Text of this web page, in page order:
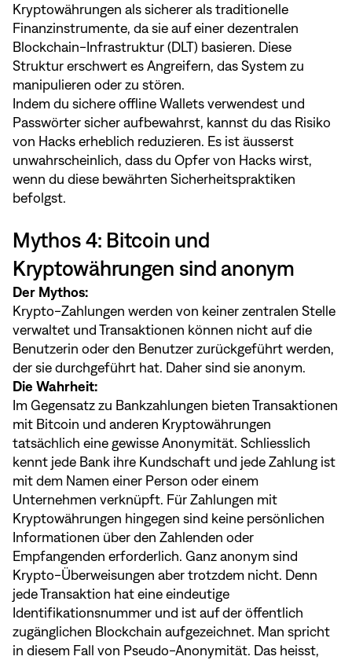
Kryptowährungen als sicherer als traditionelle
Finanzinstrumente, da sie auf einer dezentralen
Blockchain-Infrastruktur (DLT) basieren. Diese
Struktur erschwert es Angreifern, das System zu
manipulieren oder zu stören.
Indem du sichere offline Wallets verwendest und
Passwörter sicher aufbewahrst, kannst du das Risiko
von Hacks erheblich reduzieren. Es ist äusserst
unwahrscheinlich, dass du Opfer von Hacks wirst,
wenn du diese bewährten Sicherheitspraktiken
befolgst.
Mythos 4: Bitcoin und
Kryptowährungen sind anonym
Der Mythos:
Krypto-Zahlungen werden von keiner zentralen Stelle
verwaltet und Transaktionen können nicht auf die
Benutzerin oder den Benutzer zurückgeführt werden,
der sie durchgeführt hat. Daher sind sie anonym.
Die Wahrheit:
Im Gegensatz zu Bankzahlungen bieten Transaktionen
mit Bitcoin und anderen Kryptowährungen
tatsächlich eine gewisse Anonymität. Schliesslich
kennt jede Bank ihre Kundschaft und jede Zahlung ist
mit dem Namen einer Person oder einem
Unternehmen verknüpft. Für Zahlungen mit
Kryptowährungen hingegen sind keine persönlichen
Informationen über den Zahlenden oder
Empfangenden erforderlich. Ganz anonym sind
Krypto-Überweisungen aber trotzdem nicht. Denn
jede Transaktion hat eine eindeutige
Identifikationsnummer und ist auf der öffentlich
zugänglichen Blockchain aufgezeichnet. Man spricht
in diesem Fall von Pseudo-Anonymität. Das heisst,